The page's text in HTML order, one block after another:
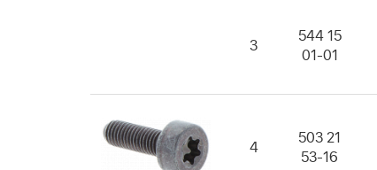
3
544 15
01-01
4
503 21
53-16